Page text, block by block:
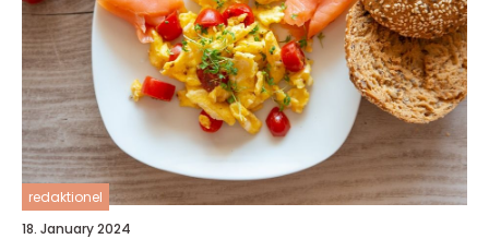
redaktionel
18. January 2024